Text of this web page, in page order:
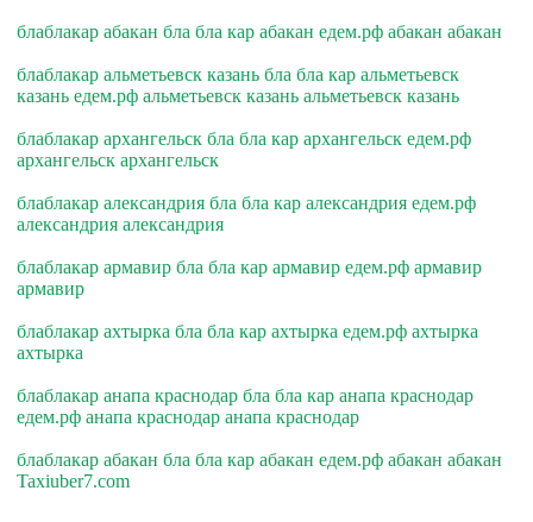
блаблакар абакан бла бла кар абакан едем.рф абакан абакан
блаблакар альметьевск казань бла бла кар альметьевск
казань едем.рф альметьевск казань альметьевск казань
блаблакар архангельск бла бла кар архангельск едем.рф
архангельск архангельск
блаблакар александрия бла бла кар александрия едем.рф
александрия александрия
блаблакар армавир бла бла кар армавир едем.рф армавир
армавир
блаблакар ахтырка бла бла кар ахтырка едем.рф ахтырка
ахтырка
блаблакар анапа краснодар бла бла кар анапа краснодар
едем.рф анапа краснодар анапа краснодар
блаблакар абакан бла бла кар абакан едем.рф абакан абакан
Taxiuber7.com